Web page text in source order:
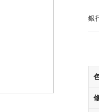
銀